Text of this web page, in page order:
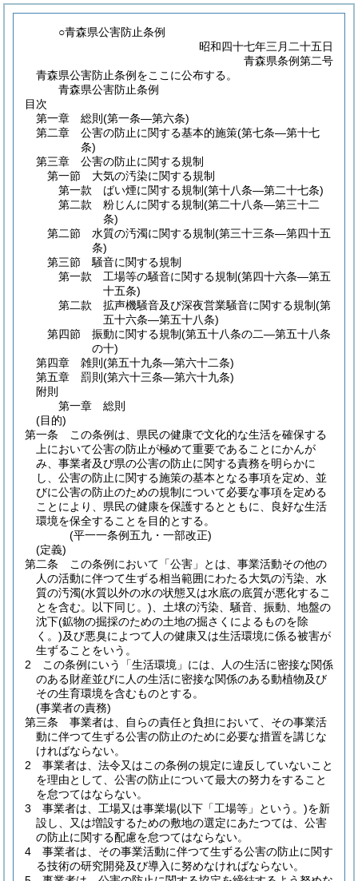
○青森県公害防止条例
昭和四十七年三月二十五日
青森県条例第二号
青森県公害防止条例をここに公布する。
青森県公害防止条例
目次
第一章
総則 (第一条―第六条)
第二章
公害の防止に関する基本的施策(第七条―第十七
条)
第三章
公害の防止に関する規制
第一節
大気の汚染に関する規制
第一款
ばい煙に関する規制(第十八条―第二十七条)
第二款
粉じんに関する規制(第二十八条―第三十二
条)
第二節
水質の汚濁に関する規制(第三十三条―第四十五
条)
第三節
騒音に関する規制
第一款
工場等の騒音に関する規制(第四十六条―第五
十五条)
第二款
拡声機騒音及び深夜営業騒音に関する規制(第
五十六条―第五十八条)
第四節
振動に関する規制(第五十八条の二―第五十八条
の十)
第四章
雑則 (第五十九条―第六十二条)
第五章
罰則 (第六十三条―第六十九条)
附則
第一章
総則
(目的)
第一条
この条例は、県民の健康で文化的な生活を確保する
上において公害の防止が極めて重要であることにかんが
み、事業者及び県の公害の防止に関する責務を明らかに
し、公害の防止に関する施策の基本となる事項を定め、並
びに公害の防止のための規制について必要な事項を定める
ことにより、県民の健康を保護するとともに、良好な生活
環境を保全することを目的とする。
(平一一条例五九・一部改正)
(定義)
第二条
この条例において「公害」とは、事業活動その他の
人の活動に伴つて生ずる相当範囲にわたる大気の汚染、水
質の汚濁(水質以外の水の状態又は水底の底質が悪化するこ
とを含む。以下同じ。) 、土壌の汚染、騒音、振動、地盤の
沈下(鉱物の掘採のための土地の掘さくによるものを除
く。)及び悪臭によつて人の健康又は生活環境に係る被害が
生ずることをいう。
2
この条例にいう「生活環境」には、人の生活に密接な関係
のある財産並びに人の生活に密接な関係のある動植物及び
その生育環境を含むものとする。
(事業者の責務)
第三条
事業者は、自らの責任と負担において、その事業活
動に伴つて生ずる公害の防止のために必要な措置を講じな
ければならない。
2
事業者は、法令又はこの条例の規定に違反していないこと
を理由として、公害の防止について最大の努力をすること
を怠つてはならない。
3
事業者は、工場又は事業場(以下「工場等」という。)を新
設し、又は増設するための敷地の選定にあたつては、公害
の防止に関する配慮を怠つてはならない。
4
事業者は、その事業活動に伴つて生ずる公害の防止に関す
る技術の研究開発及び導入に努めなければならない。